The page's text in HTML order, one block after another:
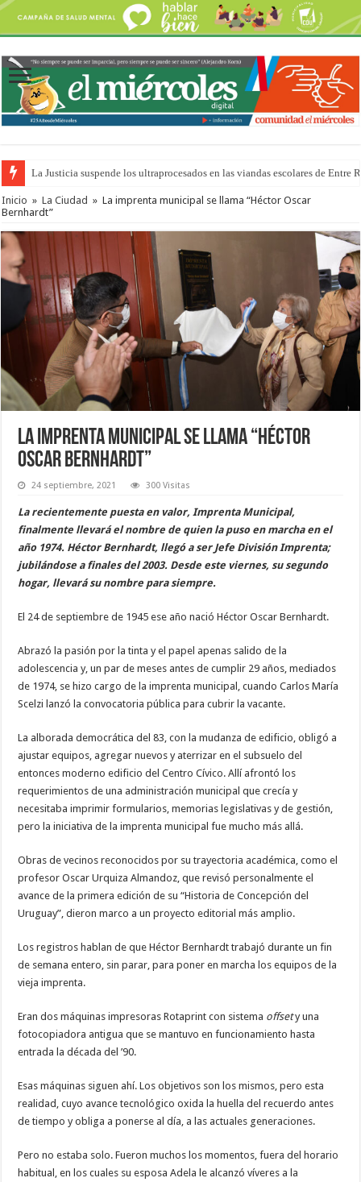
La Justicia suspende los ultraprocesados en las viandas escolares de Entre
Se presentará la obra “La Runfla de los Macanos”
Inicio » La Ciudad » La imprenta municipal se llama “Héctor Oscar
Bernhardt”
La imprenta municipal se llama “Héctor
Oscar Bernhardt”
24 septiembre, 2021 300 Visitas
La recientemente puesta en valor, Imprenta Municipal,
finalmente llevará el nombre de quien la puso en marcha en el
año 1974. Héctor Bernhardt, llegó a ser Jefe División Imprenta;
jubilándose a finales del 2003. Desde este viernes, su segundo
hogar, llevará su nombre para siempre.
El 24 de septiembre de 1945 ese año nació Héctor Oscar Bernhardt.
Abrazó la pasión por la tinta y el papel apenas salido de la
adolescencia y, un par de meses antes de cumplir 29 años, mediados
de 1974, se hizo cargo de la imprenta municipal, cuando Carlos María
Scelzi lanzó la convocatoria pública para cubrir la vacante.
La alborada democrática del 83, con la mudanza de edificio, obligó a
ajustar equipos, agregar nuevos y aterrizar en el subsuelo del
entonces moderno edificio del Centro Cívico. Allí afrontó los
requerimientos de una administración municipal que crecía y
necesitaba imprimir formularios, memorias legislativas y de gestión,
pero la iniciativa de la imprenta municipal fue mucho más allá.
Obras de vecinos reconocidos por su trayectoria académica, como el
profesor Oscar Urquiza Almandoz, que revisó personalmente el
avance de la primera edición de su “Historia de Concepción del
Uruguay”, dieron marco a un proyecto editorial más amplio.
Los registros hablan de que Héctor Bernhardt trabajó durante un fin
de semana entero, sin parar, para poner en marcha los equipos de la
vieja imprenta.
Eran dos máquinas impresoras Rotaprint con sistema offsety una
fotocopiadora antigua que se mantuvo en funcionamiento hasta
entrada la década del ’90.
Esas máquinas siguen ahí. Los objetivos son los mismos, pero esta
realidad, cuyo avance tecnológico oxida la huella del recuerdo antes
de tiempo y obliga a ponerse al día, a las actuales generaciones.
Pero no estaba solo. Fueron muchos los momentos, fuera del horario
habitual, en los cuales su esposa Adela le alcanzó víveres a la